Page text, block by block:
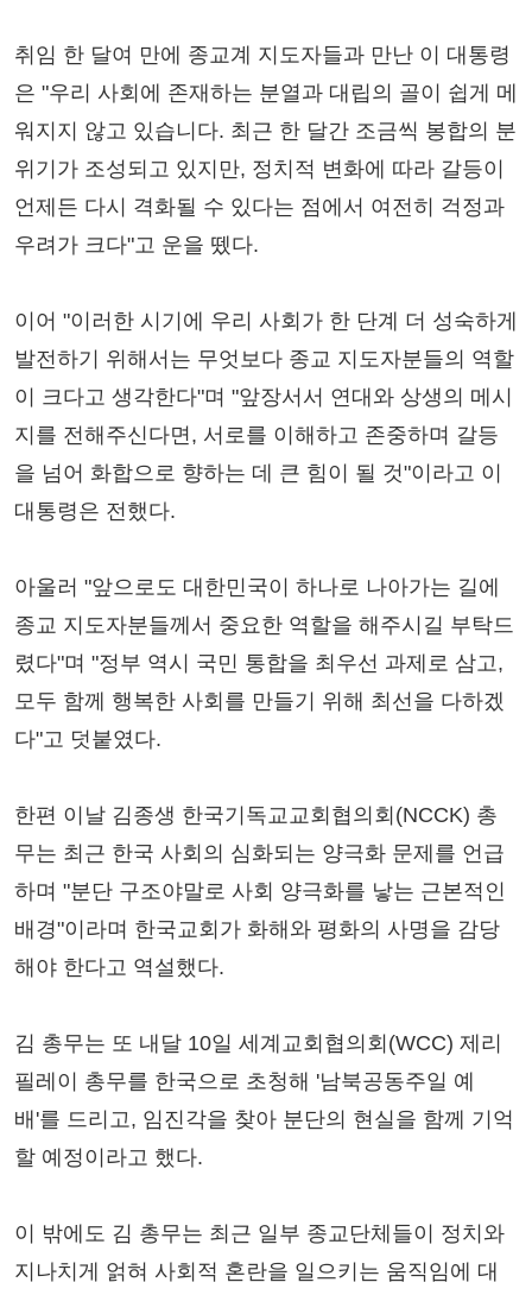
취임 한 달여 만에 종교계 지도자들과 만난 이 대통령
은 "우리 사회에 존재하는 분열과 대립의 골이 쉽게 메
워지지 않고 있습니다. 최근 한 달간 조금씩 봉합의 분
위기가 조성되고 있지만, 정치적 변화에 따라 갈등이
언제든 다시 격화될 수 있다는 점에서 여전히 걱정과
우려가 크다"고 운을 뗐다.
이어 "이러한 시기에 우리 사회가 한 단계 더 성숙하게
발전하기 위해서는 무엇보다 종교 지도자분들의 역할
이 크다고 생각한다"며 "앞장서서 연대와 상생의 메시
지를 전해주신다면, 서로를 이해하고 존중하며 갈등
을 넘어 화합으로 향하는 데 큰 힘이 될 것"이라고 이
대통령은 전했다.
아울러 "앞으로도 대한민국이 하나로 나아가는 길에
종교 지도자분들께서 중요한 역할을 해주시길 부탁드
렸다"며 "정부 역시 국민 통합을 최우선 과제로 삼고,
모두 함께 행복한 사회를 만들기 위해 최선을 다하겠
다"고 덧붙였다.
한편 이날 김종생 한국기독교교회협의회(NCCK) 총
무는 최근 한국 사회의 심화되는 양극화 문제를 언급
하며 "분단 구조야말로 사회 양극화를 낳는 근본적인
배경"이라며 한국교회가 화해와 평화의 사명을 감당
해야 한다고 역설했다.
김 총무는 또 내달 10일 세계교회협의회(WCC) 제리
필레이 총무를 한국으로 초청해 '남북공동주일 예
배'를 드리고, 임진각을 찾아 분단의 현실을 함께 기억
할 예정이라고 했다.
이 밖에도 김 총무는 최근 일부 종교단체들이 정치와
지나치게 얽혀 사회적 혼란을 일으키는 움직임에 대